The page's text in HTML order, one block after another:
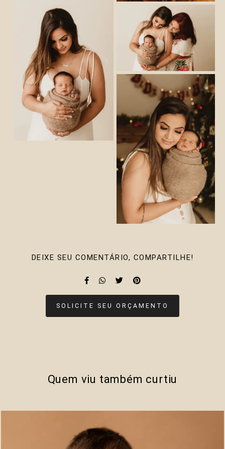
DEIXE SEU COMENTÁRIO, COMPARTILHE!
SOLICITE SEU ORÇAMENTO
Quem viu também curtiu